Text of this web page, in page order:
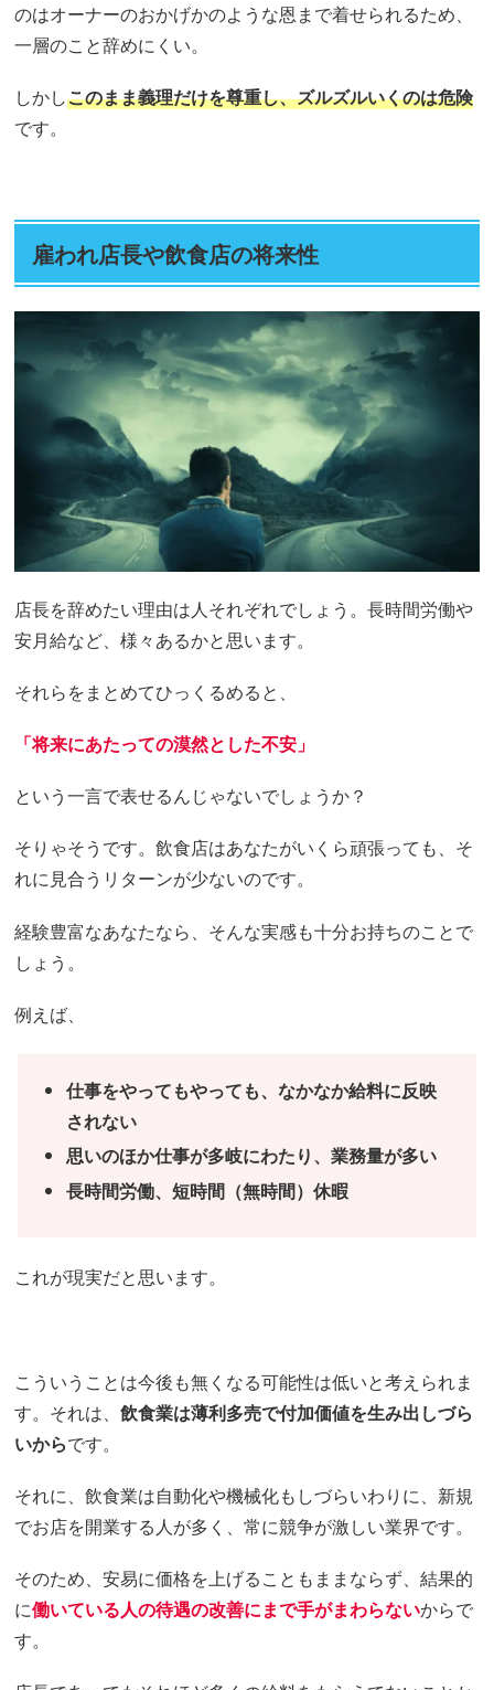
のはオーナーのおかげかのような恩まで着せられるため、
一層のこと辞めにくい。
しかしこのまま義理だけを尊重し、ズルズルいくのは危険
です。
雇われ店長や飲食店の将来性
店長を辞めたい理由は人それぞれでしょう。長時間労働や
安月給など、様々あるかと思います。
それらをまとめてひっくるめると、
「将来にあたっての漠然とした不安」
という一言で表せるんじゃないでしょうか？
そりゃそうです。飲食店はあなたがいくら頑張っても、そ
れに見合うリターンが少ないのです。
経験豊富なあなたなら、そんな実感も十分お持ちのことで
しょう。
例えば、
仕事をやってもやっても、なかなか給料に反映
されない
思いのほか仕事が多岐にわたり、業務量が多い
長時間労働、短時間（無時間）休暇
これが現実だと思います。
こういうことは今後も無くなる可能性は低いと考えられま
す。それは、飲食業は薄利多売で付加価値を生み出しづら
いからです。
それに、飲食業は自動化や機械化もしづらいわりに、新規
でお店を開業する人が多く、常に競争が激しい業界です。
そのため、安易に価格を上げることもままならず、結果的
に働いている人の待遇の改善にまで手がまわらないからで
す。